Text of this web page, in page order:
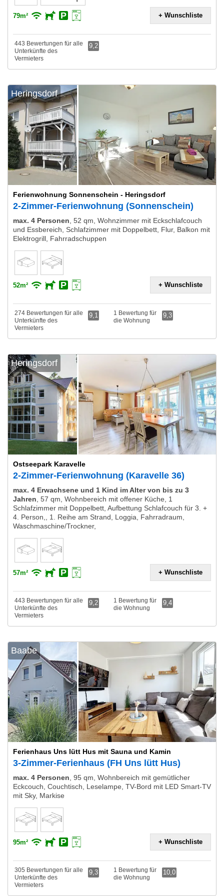
79m² + Wunschliste
443 Bewertungen für alle
Unterkünfte des
Vermieters
9,2
Heringsdorf
Ferienwohnung Sonnenschein - Heringsdorf
2-Zimmer-Ferienwohnung (Sonnenschein)
max. 4 Personen 52 qm, Wohnzimmer mit Eckschlafcouch
und Essbereich, Schlafzimmer mit Doppelbett, Flur, Balkon mit
Elektrogrill, Fahrradschuppen
52m² + Wunschliste
274 Bewertungen für alle
Unterkünfte des
Vermieters
9,1
1 Bewertung für
die Wohnung
9,3
Heringsdorf
Ostseepark Karavelle
2-Zimmer-Ferienwohnung (Karavelle 36)
max. 4 Erwachsene und 1 Kind im Alter von bis zu 3
Jahren 57 qm, Wohnbereich mit offener Küche, 1
Schlafzimmer mit Doppelbett, Aufbettung Schlafcouch für 3. +
4. Person,, 1. Reihe am Strand, Loggia, Fahrradraum,
Waschmaschine/Trockner,
57m² + Wunschliste
443 Bewertungen für alle
Unterkünfte des
Vermieters
9,2
1 Bewertung für
die Wohnung
9,4
Baabe
Ferienhaus Uns lütt Hus mit Sauna und Kamin
3-Zimmer-Ferienhaus (FH Uns lütt Hus)
max. 4 Personen 95 qm, Wohnbereich mit gemütlicher
Eckcouch, Couchtisch, Leselampe, TV-Bord mit LED Smart-TV
mit Sky, Markise
95m² + Wunschliste
305 Bewertungen für alle
Unterkünfte des
Vermieters
9,3
1 Bewertung für
die Wohnung
10,0